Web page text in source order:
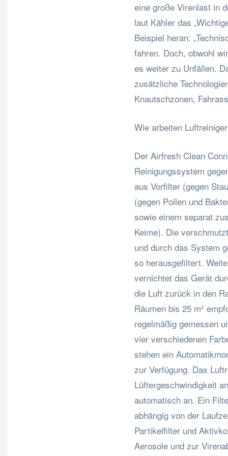
eine große Virenlast in
laut Kähler das
Beispiel heran:
fahren. Doch, obwohl
es weiter zu Unfällen.
zusätzliche
Knautschzonen,
Wie arbeiten
Der Airfresh Clean
Reinigungssystem
aus Vorfilter (gegen
(gegen Pollen und
sowie einem separat
Keime). Die
und durch das System
so herausgefiltert.
vernichtet das Gerät
die Luft zurück in den
Räumen bis 25 m²
regelmäßig gemessen
vier verschiedenen
stehen ein
zur Verfügung. Das
Lüftergeschwindigkeit
automatisch an. Ein
abhängig von der
Partikelfilter und
Aerosole und zur